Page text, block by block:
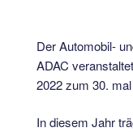
Der Automobil-
ADAC
2022 zum 30.
In diesem Jahr